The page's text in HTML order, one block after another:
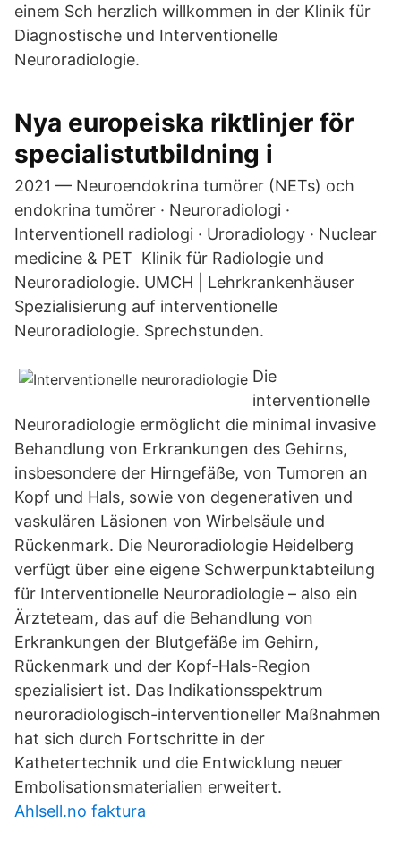
einem Sch herzlich willkommen in der Klinik für
Diagnostische und Interventionelle
Neuroradiologie.
Nya europeiska riktlinjer för
specialistutbildning i
2021 — Neuroendokrina tumörer (NETs) och
endokrina tumörer · Neuroradiologi ·
Interventionell radiologi · Uroradiology · Nuclear
medicine & PET Klinik für Radiologie und
Neuroradiologie. UMCH | Lehrkrankenhäuser
Spezialisierung auf interventionelle
Neuroradiologie. Sprechstunden.
Die
interventionelle
Neuroradiologie ermöglicht die minimal invasive
Behandlung von Erkrankungen des Gehirns,
insbesondere der Hirngefäße, von Tumoren an
Kopf und Hals, sowie von degenerativen und
vaskulären Läsionen von Wirbelsäule und
Rückenmark. Die Neuroradiologie Heidelberg
verfügt über eine eigene Schwerpunktabteilung
für Interventionelle Neuroradiologie – also ein
Ärzteteam, das auf die Behandlung von
Erkrankungen der Blutgefäße im Gehirn,
Rückenmark und der Kopf-Hals-Region
spezialisiert ist. Das Indikationsspektrum
neuroradiologisch-interventioneller Maßnahmen
hat sich durch Fortschritte in der
Kathetertechnik und die Entwicklung neuer
Embolisationsmaterialien erweitert.
Ahlsell.no faktura